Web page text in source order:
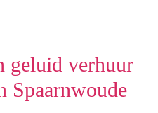
geluid verhuur
Spaarnwoude